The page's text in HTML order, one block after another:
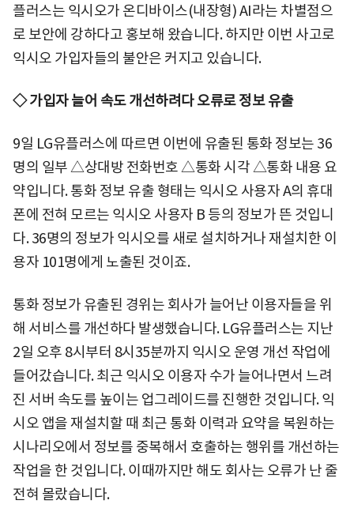
플러스는 익시오가 온디바이스(내장형) AI라는 차별점으
로 보안에 강하다고 홍보해 왔습니다. 하지만 이번 사고로
익시오 가입자들의 불안은 커지고 있습니다.
◇ 가입자 늘어 속도 개선하려다 오류로 정보 유출
9일 LG유플러스에 따르면 이번에 유출된 통화 정보는 36
명의 일부 △상대방 전화번호 △통화 시각 △통화 내용 요
약입니다. 통화 정보 유출 형태는 익시오 사용자 A의 휴대
폰에 전혀 모르는 익시오 사용자 B 등의 정보가 뜬 것입니
다. 36명의 정보가 익시오를 새로 설치하거나 재설치한 이
용자 101명에게 노출된 것이죠.
통화 정보가 유출된 경위는 회사가 늘어난 이용자들을 위
해 서비스를 개선하다 발생했습니다. LG유플러스는 지난
2일 오후 8시부터 8시35분까지 익시오 운영 개선 작업에
들어갔습니다. 최근 익시오 이용자 수가 늘어나면서 느려
진 서버 속도를 높이는 업그레이드를 진행한 것입니다. 익
시오 앱을 재설치할 때 최근 통화 이력과 요약을 복원하는
시나리오에서 정보를 중복해서 호출하는 행위를 개선하는
작업을 한 것입니다. 이때까지만 해도 회사는 오류가 난 줄
전혀 몰랐습니다.